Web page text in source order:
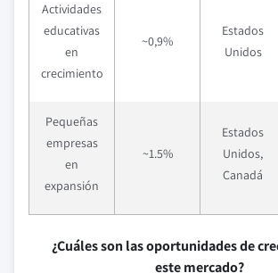
Actividades
educativas
en
crecimiento
~0,9%
Estados
Unidos
Pequeñas
empresas
en
expansión
~1.5%
Estados
Unidos,
Canadá
¿Cuáles son las oportunidades de
este mercado?